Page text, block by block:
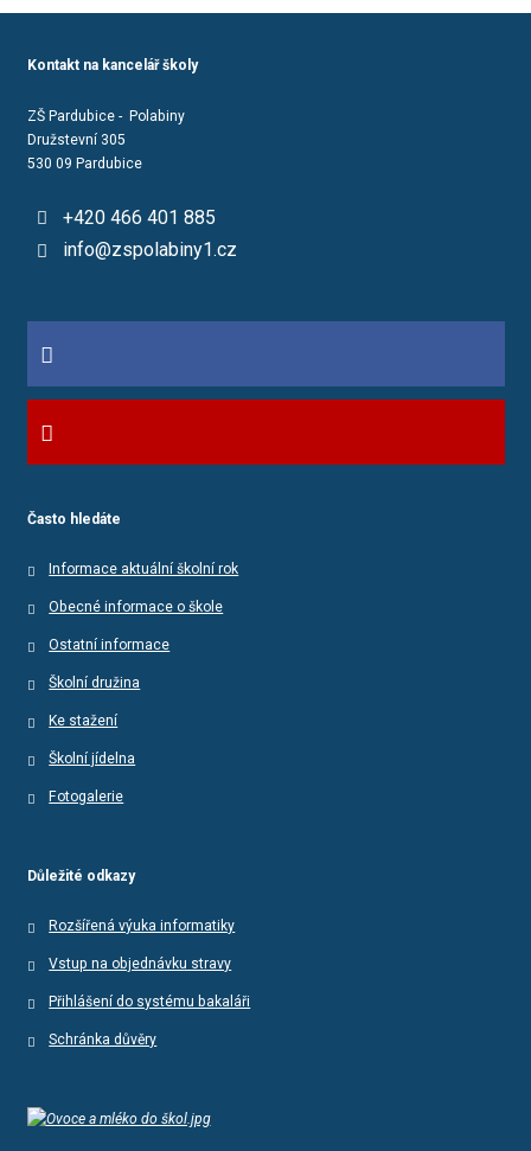
Kontakt na kancelář školy
ZŠ Pardubice - Polabiny
Družstevní 305
530 09 Pardubice
+420 466 401 885
info@zspolabiny1.cz
Často hledáte
Informace aktuální školní rok
Obecné informace o škole
Ostatní informace
Školní družina
Ke stažení
Školní jídelna
Fotogalerie
Důležité odkazy
Rozšířená výuka informatiky
Vstup na objednávku stravy
Přihlášení do systému bakaláři
Schránka důvěry